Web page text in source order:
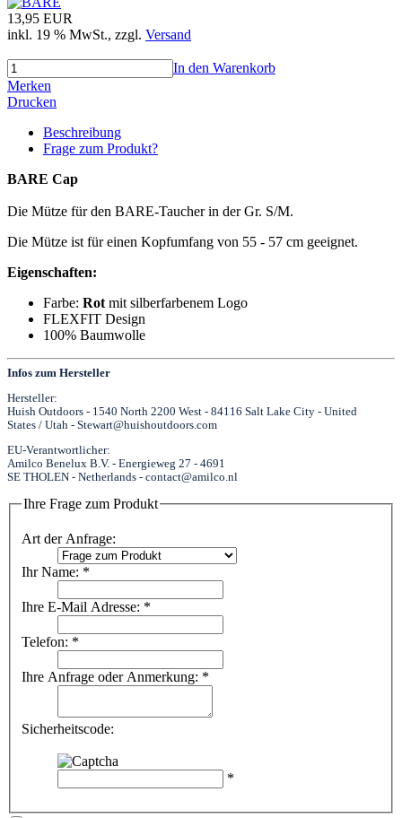
13,95 EUR
inkl. 19 % MwSt., zzgl. Versand
In den Warenkorb
Merken
Drucken
Beschreibung
Frage zum Produkt?
BARE Cap
Die Mütze für den BARE-Taucher in der Gr. S/M.
Die Mütze ist für einen Kopfumfang von 55 - 57 cm geeignet.
Eigenschaften:
Farbe: Rotmit silberfarbenem Logo
FLEXFIT Design
100% Baumwolle
Infos zum Hersteller
Hersteller:
Huish Outdoors - 1540 North 2200 West - 84116 Salt Lake City - United
States / Utah - Stewart@huishoutdoors.com
EU-Verantwortlicher:
Amilco Benelux B.V. - Energieweg 27 - 4691
SE THOLEN - Netherlands - contact@amilco.nl
Ihre Frage zum Produkt
Art der Anfrage:
Ihr Name: *
Ihre E-Mail Adresse: *
Telefon: *
Ihre Anfrage oder Anmerkung: *
Sicherheitscode:
*